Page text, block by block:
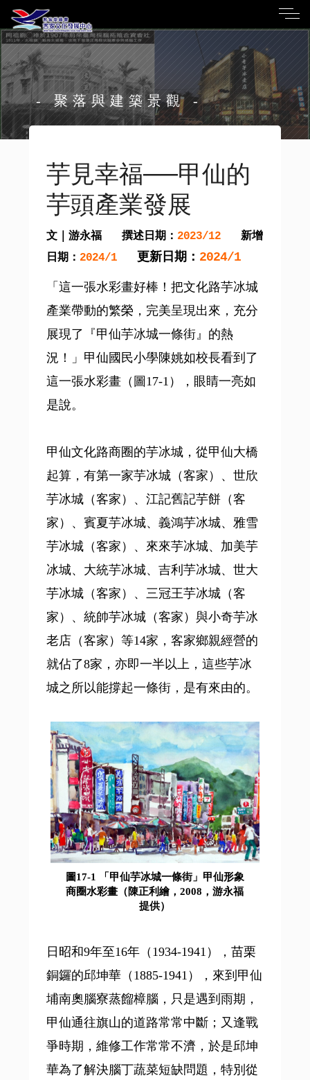
- 聚落與建築景觀 -
芋見幸福──甲仙的
芋頭產業發展
文｜游永福 撰述日期： 2023/12
新增
日期： 2024/1 更新日期： 2024/1
「這一張水彩畫好棒！把文化路芋冰城
產業帶動的繁榮，完美呈現出來，充分
展現了『甲仙芋冰城一條街』的熱
況！」甲仙國民小學陳姚如校長看到了
這一張水彩畫（圖17-1），眼睛一亮如
是說。
甲仙文化路商圈的芋冰城，從甲仙大橋
起算，有第一家芋冰城（客家）、世欣
芋冰城（客家）、江記舊記芋餅（客
家）、賓夏芋冰城、義鴻芋冰城、雅雪
芋冰城（客家）、來來芋冰城、加美芋
冰城、大統芋冰城、吉利芋冰城、世大
芋冰城（客家）、三冠王芋冰城（客
家）、統帥芋冰城（客家）與小奇芋冰
老店（客家）等14家，客家鄉親經營的
就佔了8家，亦即一半以上，這些芋冰
城之所以能撐起一條街，是有來由的。
圖17-1 「甲仙芋冰城一條街」甲仙形象
商圈水彩畫（陳正利繪，2008，游永福
提供）
日昭和9年至16年（1934-1941），苗栗
銅鑼的邱坤華（1885-1941），來到甲仙
埔南奧腦寮蒸餾樟腦，只是遇到雨期，
甲仙通往旗山的道路常常中斷；又逢戰
爭時期，維修工作常常不濟，於是邱坤
華為了解決腦丁蔬菜短缺問題，特別從